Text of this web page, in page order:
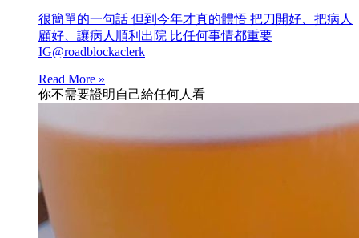
很簡單的一句話 但到今年才真的體悟 把刀開好、把病人
顧好、讓病人順利出院 比任何事情都重要
IG@roadblockaclerk
Read More »
你不需要證明自己給任何人看